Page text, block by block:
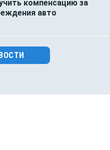
компенсацию за
авто